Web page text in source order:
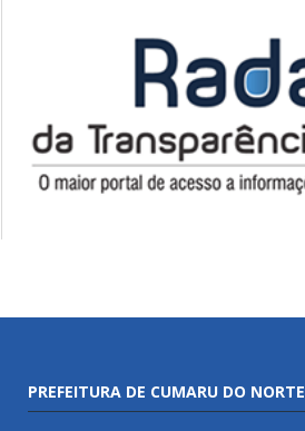
PREFEITURA DE CUMARU DO NORTE